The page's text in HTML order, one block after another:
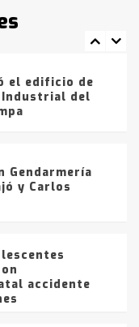
en la
el edificio de
del
Gendarmería
y Carlos
accidente